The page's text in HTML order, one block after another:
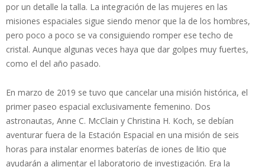
por un detalle la talla. La integración de las mujeres en las
misiones espaciales sigue siendo menor que la de los hombres,
pero poco a poco se va consiguiendo romper ese techo de
cristal. Aunque algunas veces haya que dar golpes muy fuertes,
como el del año pasado.
En marzo de 2019 se tuvo que cancelar una misión histórica, el
primer paseo espacial exclusivamente femenino. Dos
astronautas, Anne C. McClain y Christina H. Koch, se debían
aventurar fuera de la Estación Espacial en una misión de seis
horas para instalar enormes baterías de iones de litio que
ayudarán a alimentar el laboratorio de investigación. Era la